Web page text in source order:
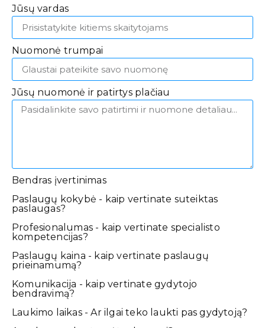
Jūsų vardas
Nuomonė trumpai
Jūsų nuomonė ir patirtys plačiau
Bendras įvertinimas
Paslaugų kokybė - kaip vertinate suteiktas
paslaugas?
Profesionalumas - kaip vertinate specialisto
kompetencijas?
Paslaugų kaina - kaip vertinate paslaugų
prieinamumą?
Komunikacija - kaip vertinate gydytojo
bendravimą?
Laukimo laikas - Ar ilgai teko laukti pas gydytoją?